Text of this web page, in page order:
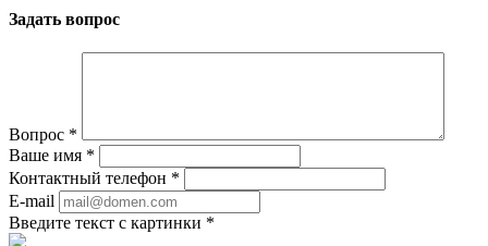
Задать вопрос
Вопрос *
Ваше имя *
Контактный телефон *
E-mail
Введите текст с картинки *